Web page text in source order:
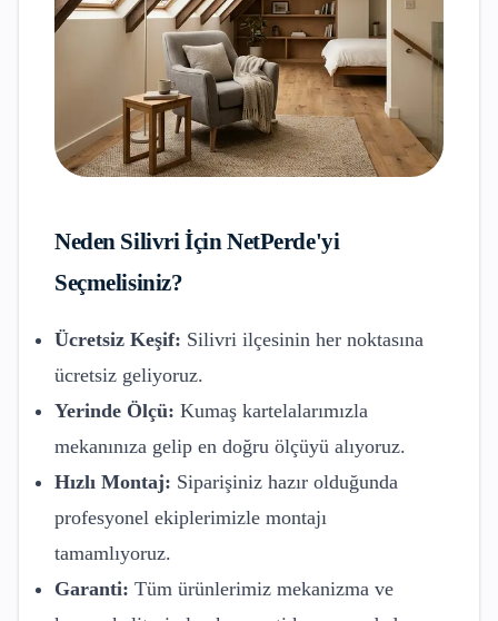
Neden Silivriİçin NetPerde'yi
Seçmelisiniz?
Ücretsiz Keşif: Silivri ilçesinin her noktasına
ücretsiz geliyoruz.
Yerinde Ölçü: Kumaş kartelalarımızla
mekanınıza gelip en doğru ölçüyü alıyoruz.
Hızlı Montaj: Siparişiniz hazır olduğunda
profesyonel ekiplerimizle montajı
tamamlıyoruz.
Garanti: Tüm ürünlerimiz mekanizma ve